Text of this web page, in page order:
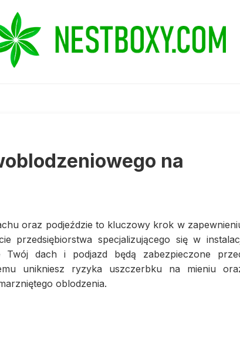
na
oraz podjeździe to kluczowy krok w
przedsiębiorstwa specjalizującego się w
dach i podjazd będą zabezpieczone
unikniesz ryzyka uszczerbku na mieniu
oblodzenia.